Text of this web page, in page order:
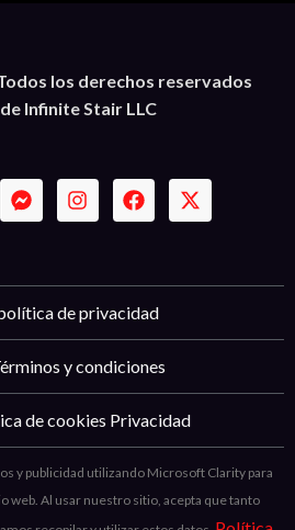
los derechos reservados
Infinite Stair LLC
de privacidad
y condiciones
de cookies Privacidad
y publicidad utilizando Microsoft Clarity para
web. Al usar nuestro sitio, acepta que tanto